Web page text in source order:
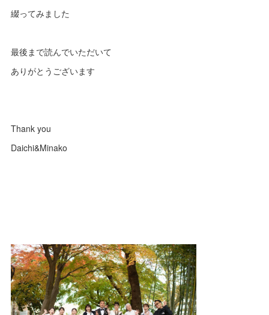
綴ってみました
最後まで読んでいただいて
ありがとうございます
Thank you
Daichi&Minako